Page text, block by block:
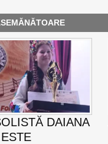
DAIANA